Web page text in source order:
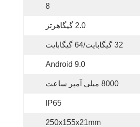
8
2.0 گیگاهرتز
32 گیگابایت/64 گیگابایت
Android 9.0
8000 میلی آمپر ساعت
IP65
250x155x21mm